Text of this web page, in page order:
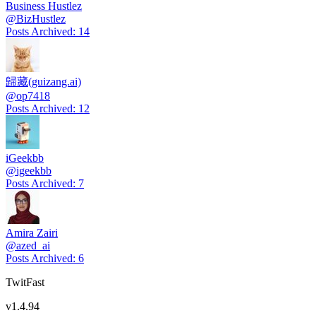
Business Hustlez
@BizHustlez
Posts Archived: 14
歸藏(guizang.ai)
@op7418
Posts Archived: 12
iGeekbb
@igeekbb
Posts Archived: 7
Amira Zairi
@azed_ai
Posts Archived: 6
TwitFast
v1.4.94